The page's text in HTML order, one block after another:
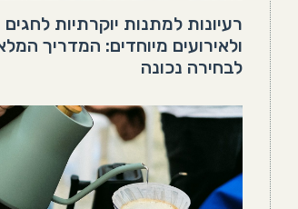
רעיונות למתנות יוקרתיות לחגים
ולאירועים מיוחדים: המדריך
לבחירה נכונה